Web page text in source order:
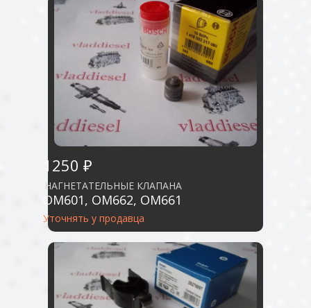
1250 ₽
НАГНЕТАТЕЛЬНЫЕ КЛАПАНА
OM601, OM662, OM661
Уточнять у продавца